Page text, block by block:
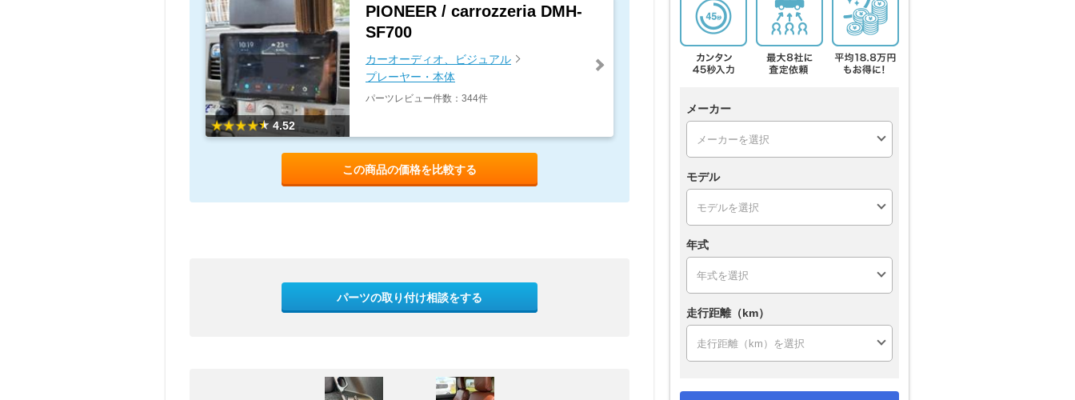
4.52
PIONEER / carrozzeria DMH-
SF700
カーオーディオ、ビジュアル
プレーヤー・本体
パーツレビュー件数：344件
この商品の価格を比較する
パーツの取り付け相談をする
メーカー
モデル
年式
走行距離（km）